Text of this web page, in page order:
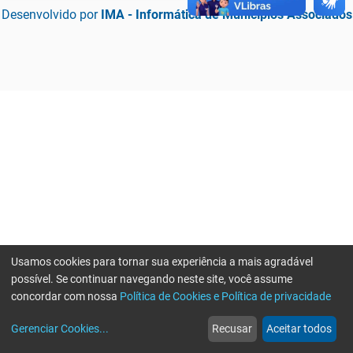
Desenvolvido por IMA - Informática de Municípios Associados
web
Notícias
more_horiz
Mais
Usamos cookies para tornar sua experiência a mais agradável
possível. Se continuar navegando neste site, você assume
concordar com nossa Política de Cookies e Política de privacidade
Gerenciar Cookies... Recusar Aceitar todos
Erro ao enviar informações, por favor tente novamente